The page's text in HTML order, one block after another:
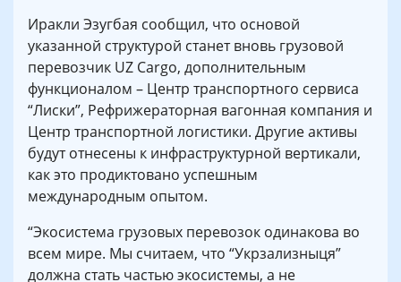
Иракли Эзугбая сообщил, что основой
указанной структурой станет вновь грузовой
перевозчик UZ Cargo, дополнительным
функционалом – Центр транспортного сервиса
“Лиски”, Рефрижераторная вагонная компания и
Центр транспортной логистики. Другие активы
будут отнесены к инфраструктурной вертикали,
как это продиктовано успешным
международным опытом.
“Экосистема грузовых перевозок одинакова во
всем мире. Мы считаем, что “Укрзализныця”
должна стать частью экосистемы, а не